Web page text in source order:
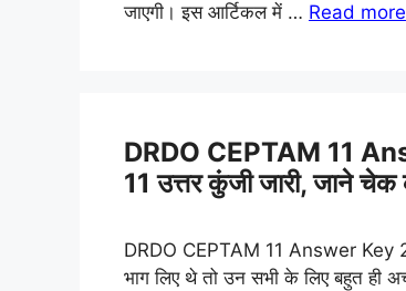
जाएगी। इस आर्टिकल में … Read more
DRDO CEPTAM 11
11 उत्तर कुंजी जारी, जाने चेक
DRDO CEPTAM 11 Answer Key
भाग लिए थे तो उन सभी के लिए बहुत ही